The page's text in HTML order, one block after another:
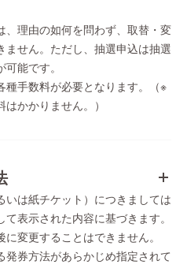
、理由の如何を問わず、取替・変
せん。ただし、抽選申込は抽選
能です。
種手数料が必要となります。（※
かかりません。）
は紙チケット）につきましては
表示された内容に基づきます。
変更することはできません。
券方法があらかじめ指定されて